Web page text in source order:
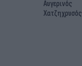
Αυγερινός
Χατζηχρυσός